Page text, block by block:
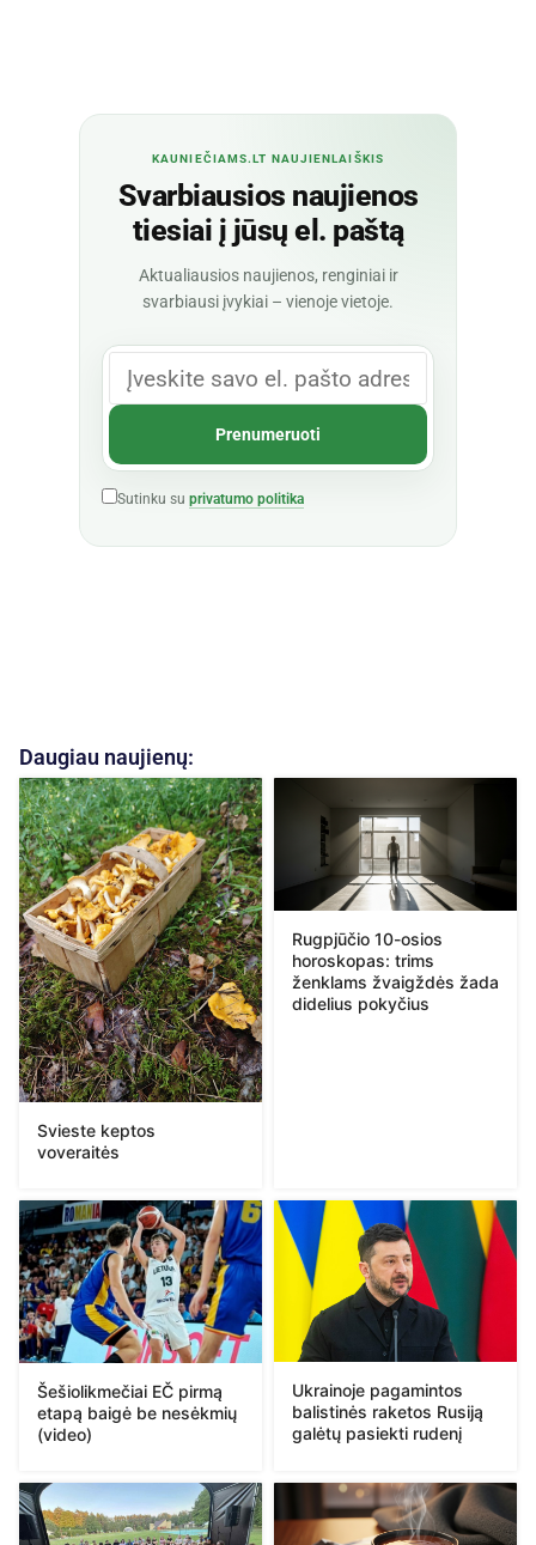
KAUNIEČIAMS.LT NAUJIENLAIŠKIS
Svarbiausios naujienos
tiesiai į jūsų el. paštą
Aktualiausios naujienos, renginiai ir
svarbiausi įvykiai – vienoje vietoje.
Sutinku su privatumo politika
Daugiau naujienų:
Svieste keptos
voveraitės
Rugpjūčio 10-osios
horoskopas: trims
ženklams žvaigždės žada
didelius pokyčius
Šešiolikmečiai EČ pirmą
etapą baigė be nesėkmių
(video)
Ukrainoje pagamintos
balistinės raketos Rusiją
galėtų pasiekti rudenį